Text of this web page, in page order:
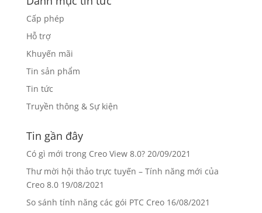
Cấp phép
Hỗ trợ
Khuyến mãi
Tin sản phẩm
Tin tức
Truyền thông & Sự kiện
Tin gần đây
Có gì mới trong Creo View 8.0? 20/09/2021
Thư mời hội thảo trực tuyến – Tính năng mới của
Creo 8.0 19/08/2021
So sánh tính năng các gói PTC Creo 16/08/2021